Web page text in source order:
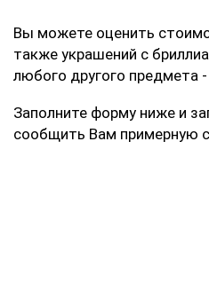
Вы можете оценить
также украшений с
любого другого предмета
Заполните форму ниже и
сообщить Вам примерную